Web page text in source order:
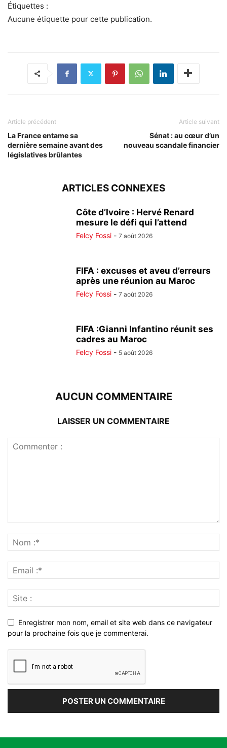
Étiquettes :
Aucune étiquette pour cette publication.
Article précédent
La France entame sa
dernière semaine avant des
législatives brûlantes
Article suivant
Sénat : au cœur d’un
nouveau scandale financier
ARTICLES CONNEXES
Côte d’Ivoire : Hervé Renard
mesure le défi qui l’attend
Felcy Fossi - 7 août 2026
FIFA : excuses et aveu d’erreurs
après une réunion au Maroc
Felcy Fossi - 7 août 2026
FIFA :Gianni Infantino réunit ses
cadres au Maroc
Felcy Fossi - 5 août 2026
AUCUN COMMENTAIRE
LAISSER UN COMMENTAIRE
Enregistrer mon nom, email et site web dans ce navigateur
pour la prochaine fois que je commenterai.